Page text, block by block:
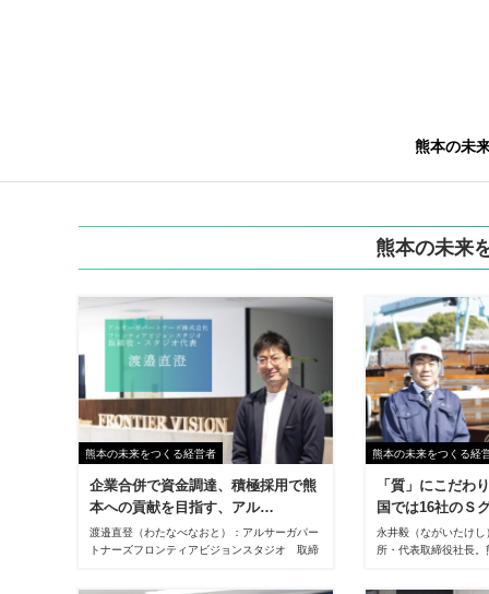
熊本の未
熊本の未来
熊本の未来をつくる経営者
企業合併で資金調達、積極採用で熊
本への貢献を目指す、アル…
渡邉直登（わたなべなおと）：アルサーガパー
トナーズフロンティアビジョンスタジオ 取締
熊本の未来をつくる経
「質」にこだわ
国では16社のＳ
永井毅（ながいたけ
所・代表取締役社長